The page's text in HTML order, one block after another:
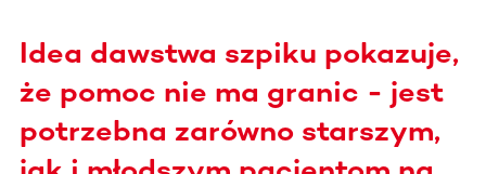
Idea dawstwa szpiku pokazuje,
że pomoc nie ma granic - jest
potrzebna zarówno starszym,